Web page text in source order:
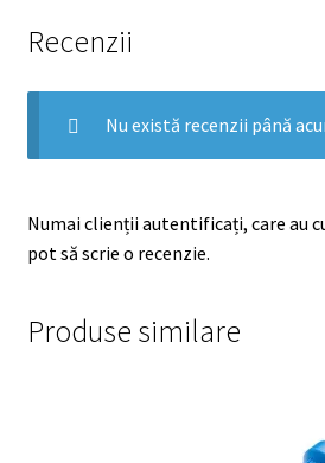
Recenzii
Nu există recenzii până
Numai clienții autentificați, care au
pot să scrie o recenzie.
Produse similare